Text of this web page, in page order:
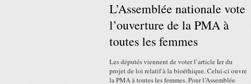
L’Assemblée nationale vote
l’ouverture de la PMA à
toutes les femmes
Les députés viennent de voter l’article Ier du
projet de loi relatif à la bioéthique. Celui-ci ouvre
la PMA à toutes les femmes. Pour l’Assemblée